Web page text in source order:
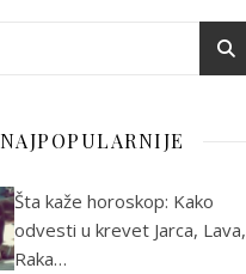
NAJPOPULARNIJE
Šta kaže horoskop: Kako
odvesti u krevet Jarca, Lava,
Raka…